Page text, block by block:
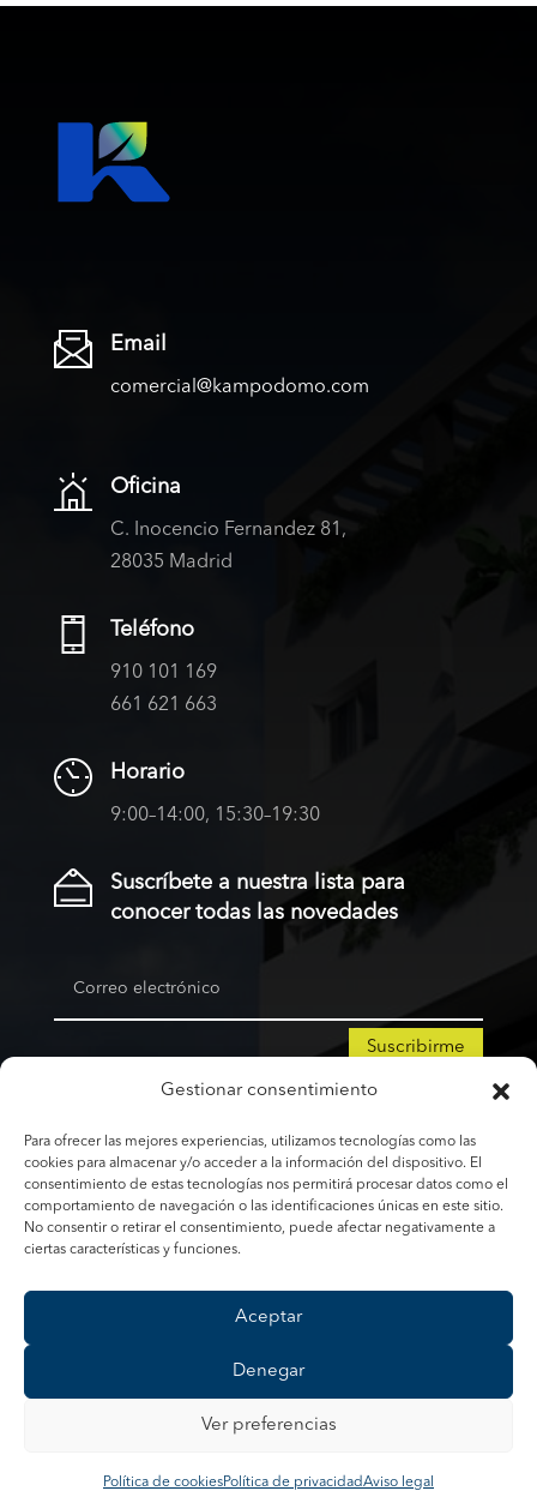
Gestionar consentimiento
Para ofrecer las mejores experiencias, utilizamos tecnologías como las
cookies para almacenar y/o acceder a la información del dispositivo. El
consentimiento de estas tecnologías nos permitirá procesar datos como el
comportamiento de navegación o las identificaciones únicas en este sitio.
No consentir o retirar el consentimiento, puede afectar negativamente a
ciertas características y funciones.
Aceptar
Denegar
Ver preferencias
Política de cookiesPolítica de privacidadAviso legal
Email
comercial@kampodomo.com
Oficina
C. Inocencio Fernandez 81,
28035 Madrid
Teléfono
910 101 169
661 621 663
Horario
9:00–14:00, 15:30–19:30
Suscríbete a nuestra lista para
conocer todas las novedades
Suscribirme
Copyright © 2026 | KAMPODOMO,
CONSTRUYENDO SUEÑOS
Política de privacidad
cookies (UE)·Accesibilidad
Desarrollado por